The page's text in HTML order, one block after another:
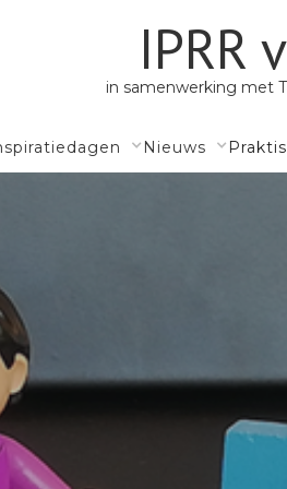
IPRR
in samenwerking met
Nieuws